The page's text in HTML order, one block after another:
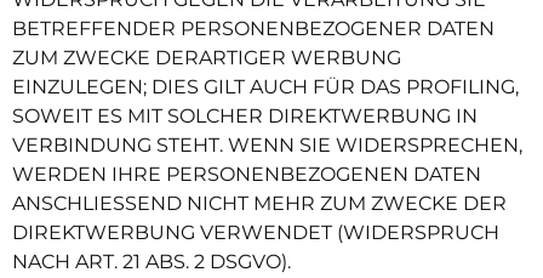
BETREFFENDER PERSONENBEZOGENER DATEN
ZUM ZWECKE DERARTIGER WERBUNG
EINZULEGEN; DIES GILT AUCH FÜR DAS PROFILING,
SOWEIT ES MIT SOLCHER DIREKTWERBUNG IN
VERBINDUNG STEHT. WENN SIE WIDERSPRECHEN,
WERDEN IHRE PERSONENBEZOGENEN DATEN
ANSCHLIESSEND NICHT MEHR ZUM ZWECKE DER
DIREKTWERBUNG VERWENDET (WIDERSPRUCH
NACH ART. 21 ABS. 2 DSGVO).